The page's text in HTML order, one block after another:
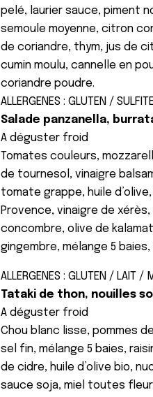
pelé, laurier sauce, piment
semoule moyenne, citron
de coriandre, thym, jus de
cumin moulu, cannelle en
coriandre poudre.
ALLERGENES : GLUTEN /
Salade panzanella,
A déguster froid
Tomates couleurs,
de tournesol, vinaigre
tomate grappe, huile
Provence, vinaigre de
concombre, olive de
gingembre, mélange 5 baies,
ALLERGENES : GLUTEN / LAIT /
Tataki de thon, nouilles
A déguster froid
Chou blanc lisse, pommes
sel fin, mélange 5 baies,
de cidre, huile d’olive bio,
sauce soja, miel toutes